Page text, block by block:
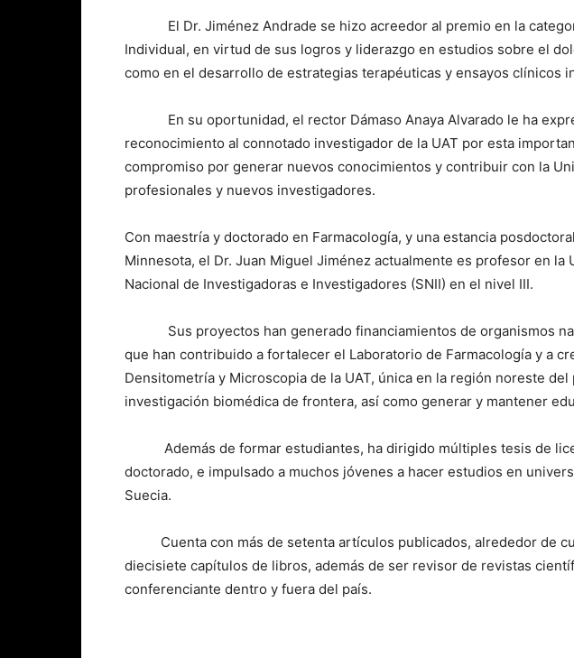
El Dr. Jiménez Andrade se hizo acreedor al premio en la
Individual, en virtud de sus logros y liderazgo en estudios sobre el
como en el desarrollo de estrategias terapéuticas y ensayos clínicos
En su oportunidad, el rector Dámaso Anaya Alvarado le ha
reconocimiento al connotado investigador de la UAT por esta
compromiso por generar nuevos conocimientos y contribuir con la
profesionales y nuevos investigadores.
Con maestría y doctorado en Farmacología, y una estancia
Minnesota, el Dr. Juan Miguel Jiménez actualmente es profesor en la
Nacional de Investigadoras e Investigadores (SNII) en el nivel III.
Sus proyectos han generado financiamientos de organismos
que han contribuido a fortalecer el Laboratorio de Farmacología y a
Densitometría y Microscopia de la UAT, única en la región noreste
investigación biomédica de frontera, así como generar y mantener
Además de formar estudiantes, ha dirigido múltiples tesis de
doctorado, e impulsado a muchos jóvenes a hacer estudios en
Suecia.
Cuenta con más de setenta artículos publicados, alrededor de
diecisiete capítulos de libros, además de ser revisor de revistas
conferenciante dentro y fuera del país.